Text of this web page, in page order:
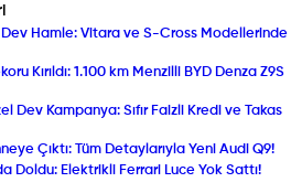
Dev Hamle: Vitara ve S-Cross Modellerinde
Kırıldı: 1.100 km Menzilli BYD Denza Z9S
Dev Kampanya: Sıfır Faizli Kredi ve Takas
Çıktı: Tüm Detaylarıyla Yeni Audi Q9!
Doldu: Elektrikli Ferrari Luce Yok Sattı!